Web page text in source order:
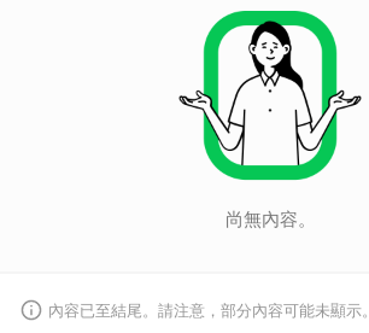
尚無內容。
內容已至結尾。請注意，部分內容可能未顯示。